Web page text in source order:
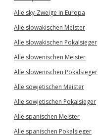
Alle sky-Zweige in Europa
Alle slowakischen Meister
Alle slowakischen Pokalsieger
Alle slowenischen Meister
Alle slowenischen Pokalsieger
Alle sowjetischen Meister
Alle sowjetischen Pokalsieger
Alle spanischen Meister
Alle spanischen Pokalsieger